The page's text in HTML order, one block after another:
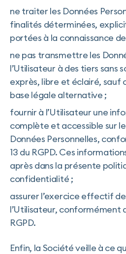
ne traiter les Données
finalités déterminées,
portées à la connaissance
ne pas transmettre les
l’Utilisateur à des tiers sans
exprès, libre et éclairé, sauf
base légale alternative ;
fournir à l’Utilisateur une
complète et accessible sur
Données Personnelles,
13 du RGPD. Ces
après dans la présente
confidentialité ;
assurer l’exercice effectif
l’Utilisateur, conformément
RGPD.
Enfin, la Société veille à ce